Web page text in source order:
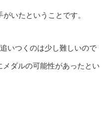
いたということです。
いつくのは少し難しいので
ダルの可能性があったとい